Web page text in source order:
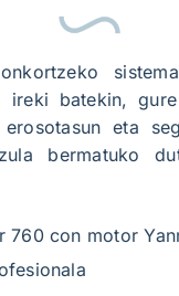
ireki batekin,
erosotasun eta
bermatuko
760 con motor